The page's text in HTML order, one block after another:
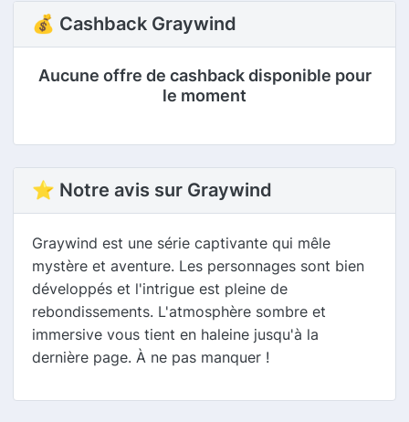
💰 Cashback Graywind
Aucune offre de cashback disponible pour
le moment
⭐ Notre avis sur Graywind
Graywind est une série captivante qui mêle
mystère et aventure. Les personnages sont bien
développés et l'intrigue est pleine de
rebondissements. L'atmosphère sombre et
immersive vous tient en haleine jusqu'à la
dernière page. À ne pas manquer !